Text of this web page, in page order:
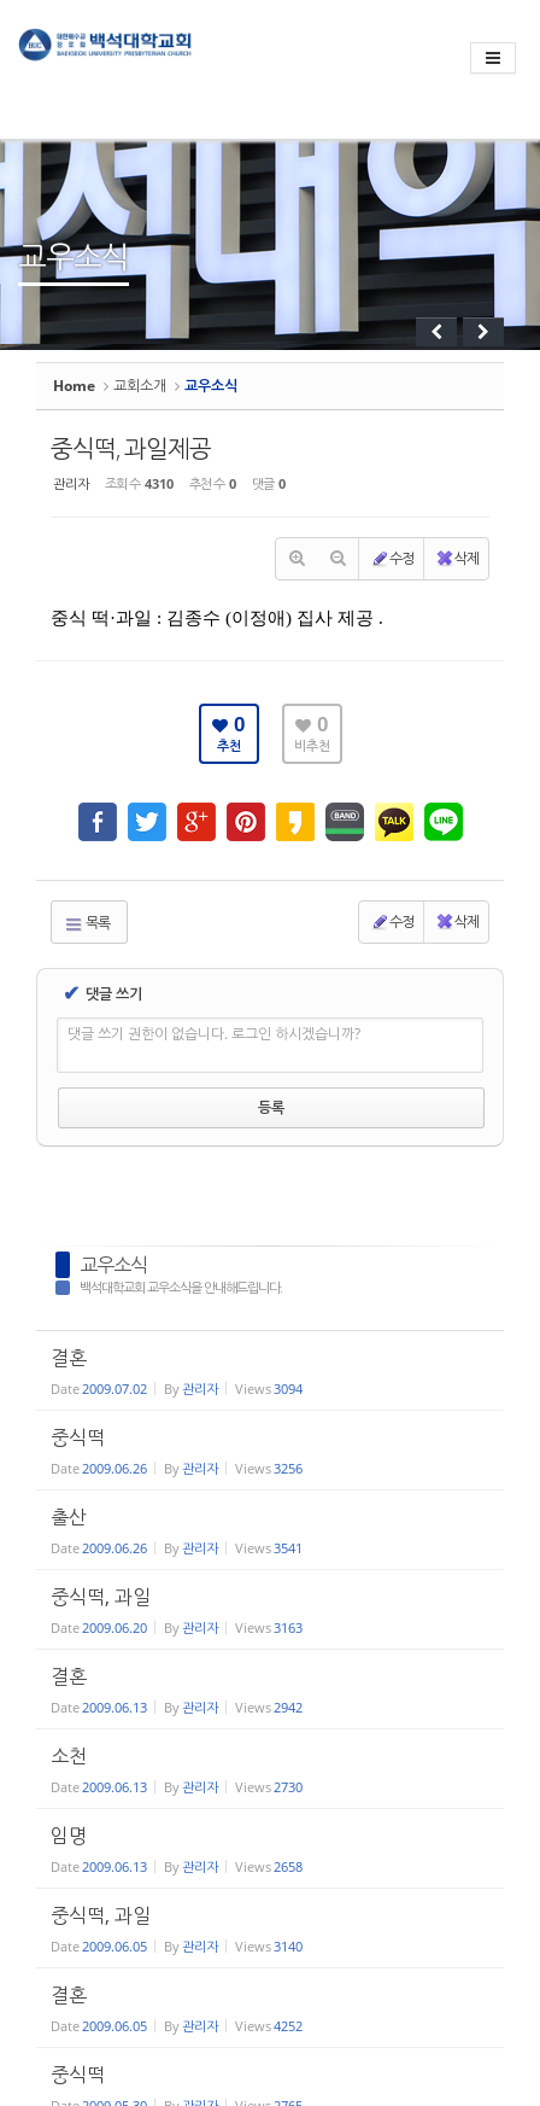
교우소식
Home 교회소개 교우소식
중식떡, 과일제공
관리자 조회 수 4310 추천 수 0 댓글 0
수정 삭제
중식 떡·과일 : 김종수 (이정애) 집사 제공 .
0
추천
0
비추천
목록 수정 삭제
✔ 댓글 쓰기
댓글 쓰기 권한이 없습니다. 로그인 하시겠습니까?
교우소식
백석대학교회 교우소식을 안내해드립니다.
결혼
Date2009.07.02 By관리자 Views3094
중식떡
Date2009.06.26 By관리자 Views3256
출산
Date2009.06.26 By관리자 Views3541
중식떡, 과일
Date2009.06.20 By관리자 Views3163
결혼
Date2009.06.13 By관리자 Views2942
소천
Date2009.06.13 By관리자 Views2730
임명
Date2009.06.13 By관리자 Views2658
중식떡, 과일
Date2009.06.05 By관리자 Views3140
결혼
Date2009.06.05 By관리자 Views4252
중식떡
스케치북5
스케치북5